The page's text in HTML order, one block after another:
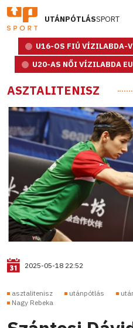
UTÁNPÓTLÁSSPORT
U16-OS FIÚ VÍZILABDA-
U20-AS NŐI VÍZILABDA
ASZTALITENISZ
2025-05-18 22:52
asztalitenisz utánpótlás
Nagy Rebeka